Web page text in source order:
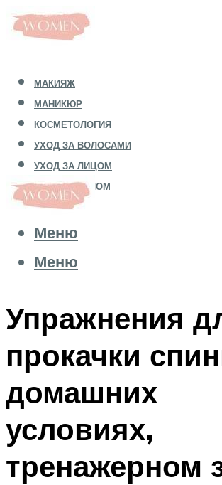
МАКИЯЖ
МАНИКЮР
КОСМЕТОЛОГИЯ
УХОД ЗА ВОЛОСАМИ
УХОД ЗА ЛИЦОМ
УХОД ЗА ТЕЛОМ
Меню
Меню
Упражнения
прокачки
домашних
условиях,
тренажерном